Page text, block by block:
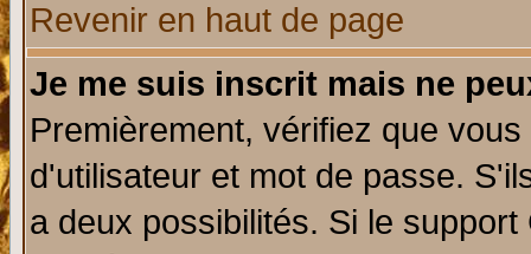
Revenir en haut de page
Je me suis inscrit mais ne
Premièrement, vérifiez que
d'utilisateur et mot de passe.
a deux possibilités. Si le